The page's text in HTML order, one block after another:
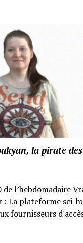
la pirate
de l’hebdomadaire
: La plateforme sci-
fournisseurs